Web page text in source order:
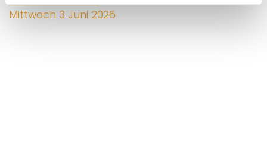
Mittwoch 3 Juni 2026